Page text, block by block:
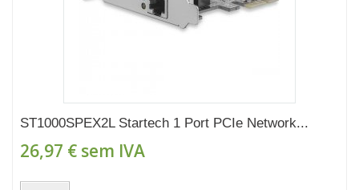
ST1000SPEX2L Startech 1 Port PCIe Network...
26,97 € sem IVA